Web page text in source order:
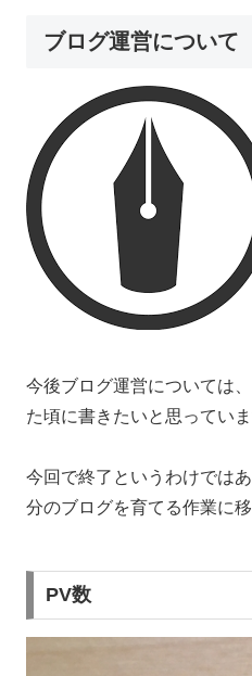
ブログ運営について
今後ブログ運営については
た頃に書きたいと思っていま
今回で終了というわけでは
分のブログを育てる作業に
PV数